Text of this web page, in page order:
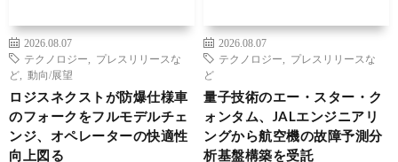
2026.08.07
テクノロジー
プレスリリースな
ど
動向/展望
ロジスネクストが防爆仕様車
のフォークをフルモデルチェ
ンジ、オペレーターの快適性
向上図る
2026.08.07
テクノロジー
プレスリリースな
ど
量子技術のエー・スター・ク
ォンタム、JALエンジニアリ
ングから航空機の故障予測分
析基盤構築を受託